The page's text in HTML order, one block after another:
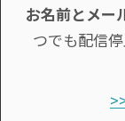
お名前とメー
つでも配信